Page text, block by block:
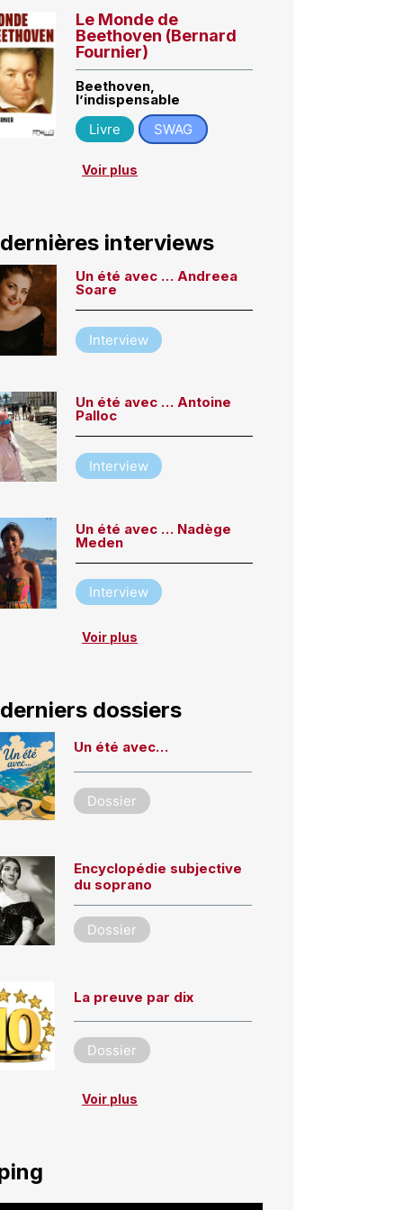
Le Monde de
Beethoven (Bernard
Fournier)
Beethoven,
l’indispensable
Livre
SWAG
Voir plus
interviews
Un été avec … Andreea
Soare
Interview
Un été avec … Antoine
Palloc
Interview
Un été avec … Nadège
Meden
Interview
Voir plus
dossiers
Un été avec…
Dossier
Encyclopédie subjective
du soprano
Dossier
La preuve par dix
Dossier
Voir plus